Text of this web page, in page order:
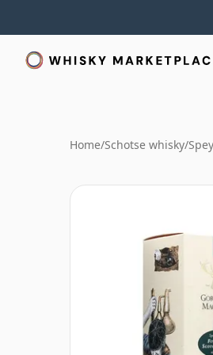
Home/Schotse whisky/